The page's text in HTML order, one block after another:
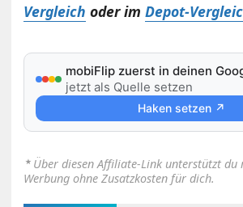
Vergleich oder imDepot-
mobiFlip zuerst in deinen
jetzt als Quelle setzen
Haken setzen ↗
⋆ Über diesen Affiliate-Link unterstützt du
Werbung ohne Zusatzkosten für dich.